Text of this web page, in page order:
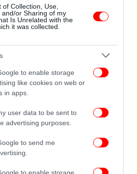
Collection, Use,
and/or Sharing of my
Is Unrelated with the
it was collected.
to enable storage
like cookies on web or
in apps.
user data to be sent to
advertising purposes.
to send me
στο βίντεο φαίνονται να έχουν
καλά τους και να περνούν